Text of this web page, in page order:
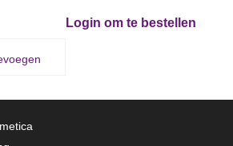
Login om te bestellen